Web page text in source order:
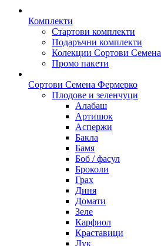
Комплекти
Стартови комплекти
Подаръчни комплекти
Колекции Сортови Семена
Промо пакети
Сортови Семена Фермерко
Плодове и зеленчуци
Алабаш
Артишок
Аспержи
Бакла
Бамя
Боб / фасул
Броколи
Грах
Диня
Домати
Зеле
Карфиол
Краставици
Лук